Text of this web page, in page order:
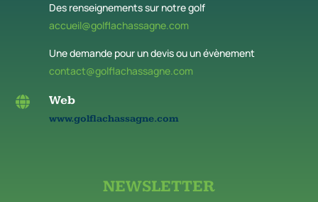
Des renseignements sur notre golf
accueil@golflachassagne.com
Une demande pour un devis ou un évènement
contact@golflachassagne.com
 Web
www.golflachassagne.com
NEWSLETTER